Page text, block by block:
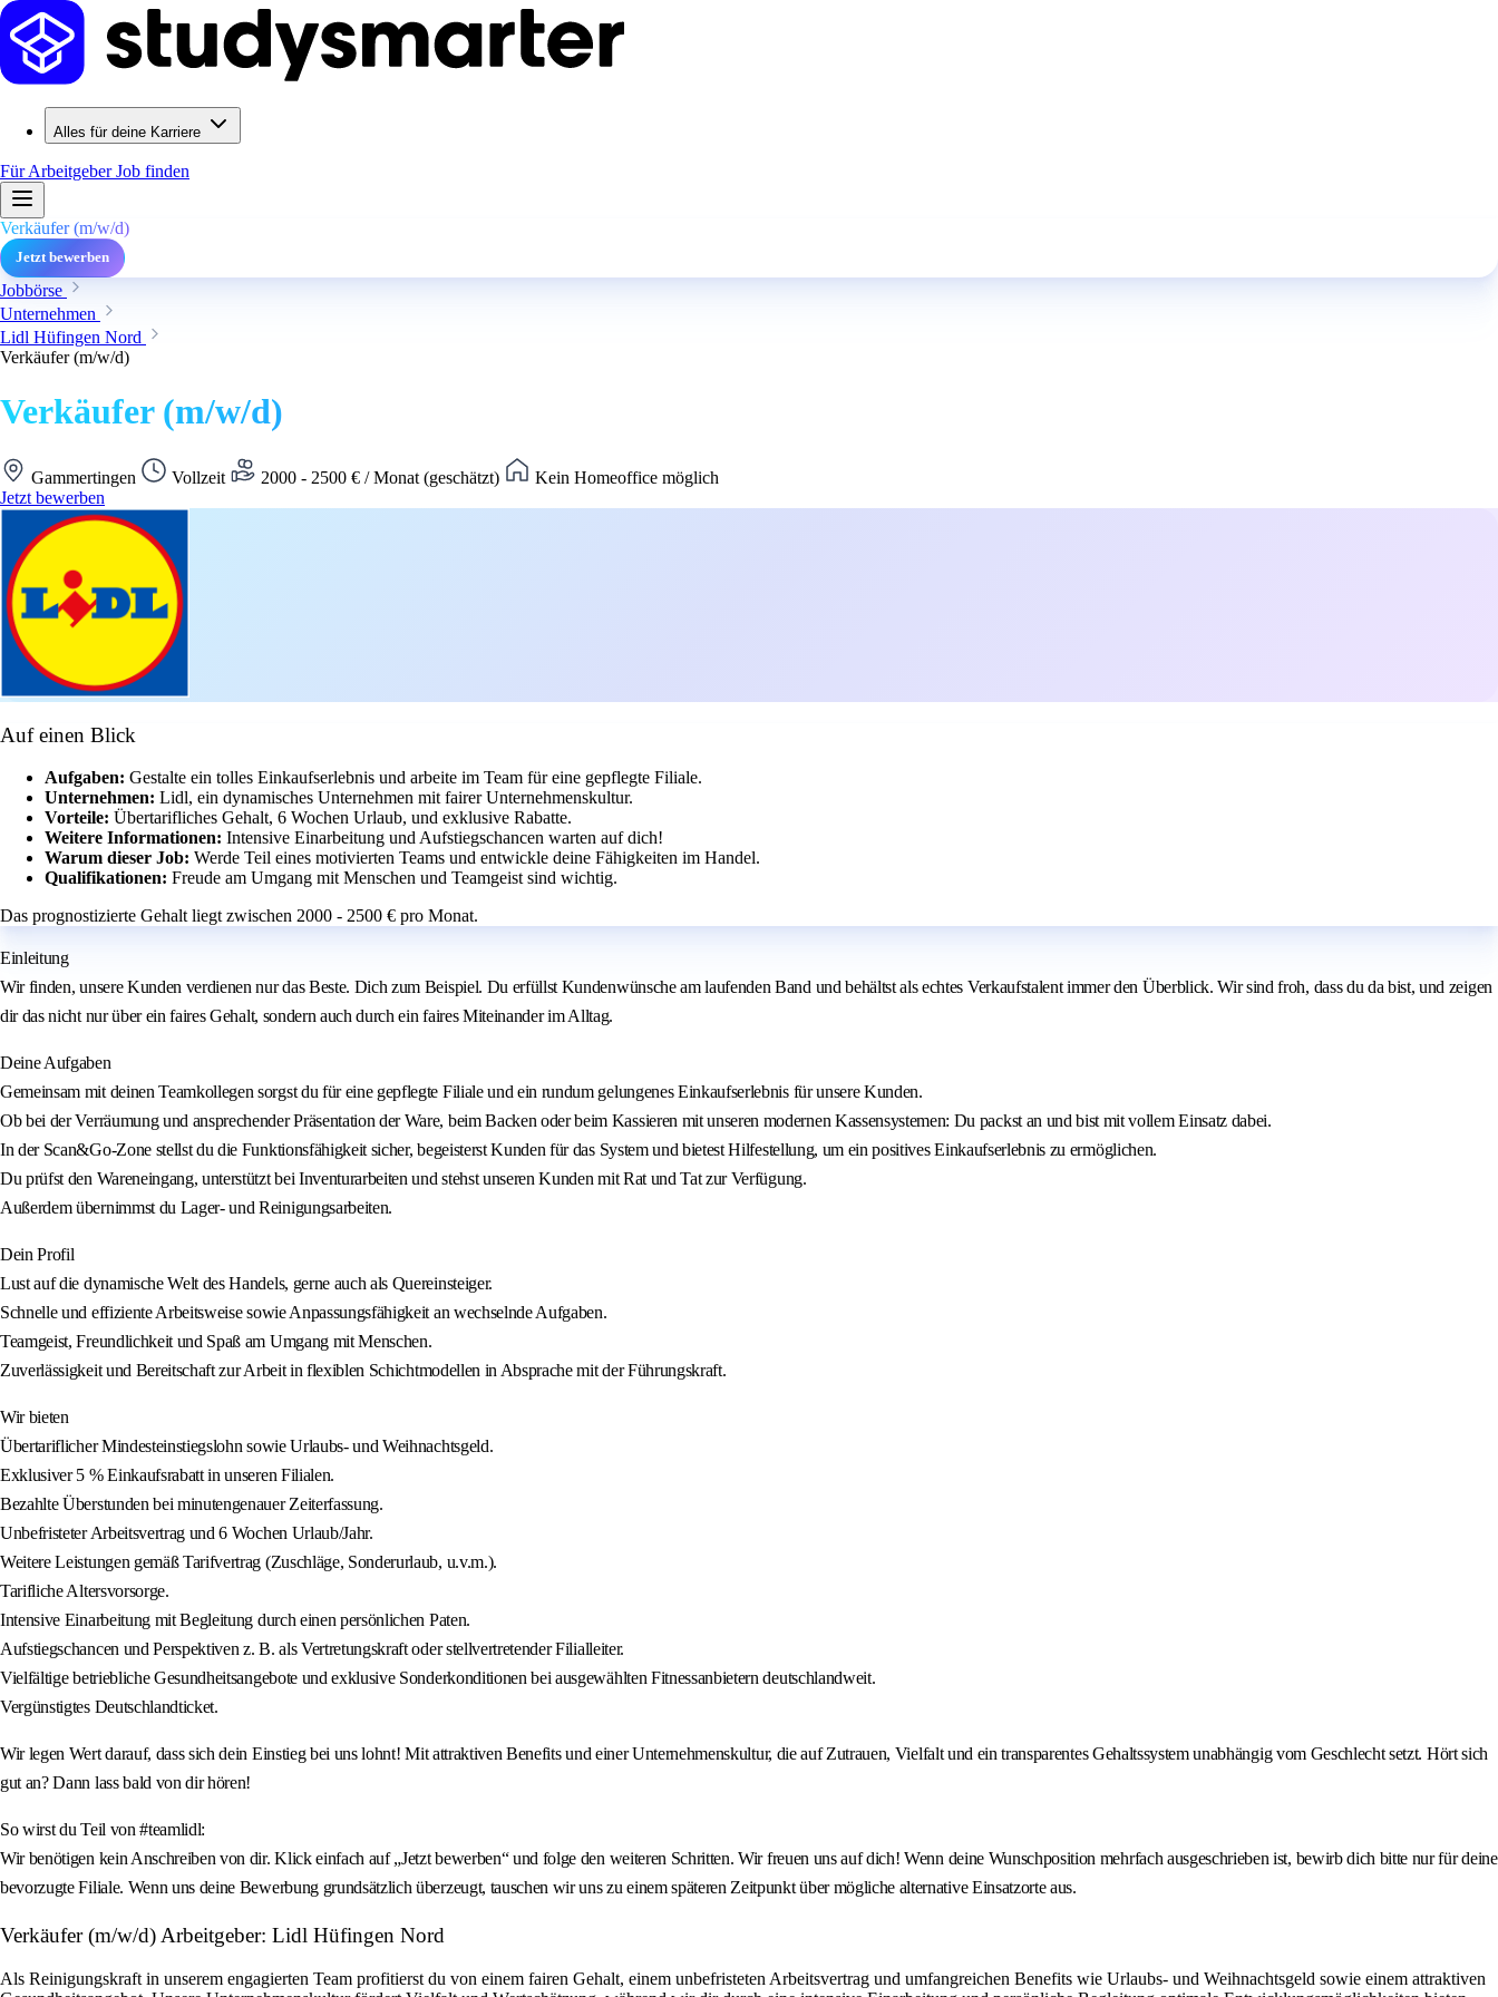
Alles für deine Karriere
Für ArbeitgeberJob finden
Verkäufer (m/w/d)
Jetzt bewerben
Jobbörse
Unternehmen
Lidl Hüfingen Nord
Verkäufer (m/w/d)
Verkäufer (m/w/d)
Gammertingen Vollzeit 2000 - 2500 € / Monat (geschätzt)
Kein Homeoffice möglich
Jetzt bewerben
Auf einen Blick
Aufgaben: Gestalte ein tolles Einkaufserlebnis und arbeite im Team für eine gepflegte Filiale.
Unternehmen: Lidl, ein dynamisches Unternehmen mit fairer Unternehmenskultur.
Vorteile: Übertarifliches Gehalt, 6 Wochen Urlaub, und exklusive Rabatte.
Weitere Informationen: Intensive Einarbeitung und Aufstiegschancen warten auf dich!
Warum dieser Job: Werde Teil eines motivierten Teams und entwickle deine Fähigkeiten im Handel.
Qualifikationen: Freude am Umgang mit Menschen und Teamgeist sind wichtig.
Das prognostizierte Gehalt liegt zwischen 2000 - 2500 € pro Monat.
Einleitung
Wir finden, unsere Kunden verdienen nur das Beste. Dich zum Beispiel. Du erfüllst Kundenwünsche am laufenden Band und behältst als echtes Verkaufstalent immer den Überblick. Wir sind froh, dass du da bist, und zeigen
dir das nicht nur über ein faires Gehalt, sondern auch durch ein faires Miteinander im Alltag.
Deine Aufgaben
Gemeinsam mit deinen Teamkollegen sorgst du für eine gepflegte Filiale und ein rundum gelungenes Einkaufserlebnis für unsere Kunden.
Ob bei der Verräumung und ansprechender Präsentation der Ware, beim Backen oder beim Kassieren mit unseren modernen Kassensystemen: Du packst an und bist mit vollem Einsatz dabei.
In der Scan&Go-Zone stellst du die Funktionsfähigkeit sicher, begeisterst Kunden für das System und bietest Hilfestellung, um ein positives Einkaufserlebnis zu ermöglichen.
Du prüfst den Wareneingang, unterstützt bei Inventurarbeiten und stehst unseren Kunden mit Rat und Tat zur Verfügung.
Außerdem übernimmst du Lager- und Reinigungsarbeiten.
Dein Profil
Lust auf die dynamische Welt des Handels, gerne auch als Quereinsteiger.
Schnelle und effiziente Arbeitsweise sowie Anpassungsfähigkeit an wechselnde Aufgaben.
Teamgeist, Freundlichkeit und Spaß am Umgang mit Menschen.
Zuverlässigkeit und Bereitschaft zur Arbeit in flexiblen Schichtmodellen in Absprache mit der Führungskraft.
Wir bieten
Übertariflicher Mindesteinstiegslohn sowie Urlaubs- und Weihnachtsgeld.
Exklusiver 5 % Einkaufsrabatt in unseren Filialen.
Bezahlte Überstunden bei minutengenauer Zeiterfassung.
Unbefristeter Arbeitsvertrag und 6 Wochen Urlaub/Jahr.
Weitere Leistungen gemäß Tarifvertrag (Zuschläge, Sonderurlaub, u.v.m.).
Tarifliche Altersvorsorge.
Intensive Einarbeitung mit Begleitung durch einen persönlichen Paten.
Aufstiegschancen und Perspektiven z. B. als Vertretungskraft oder stellvertretender Filialleiter.
Vielfältige betriebliche Gesundheitsangebote und exklusive Sonderkonditionen bei ausgewählten Fitnessanbietern deutschlandweit.
Vergünstigtes Deutschlandticket.
Wir legen Wert darauf, dass sich dein Einstieg bei uns lohnt! Mit attraktiven Benefits und einer Unternehmenskultur, die auf Zutrauen, Vielfalt und ein transparentes Gehaltssystem unabhängig vom Geschlecht setzt. Hört sich
gut an? Dann lass bald von dir hören!
So wirst du Teil von #teamlidl:
Wir benötigen kein Anschreiben von dir. Klick einfach auf „Jetzt bewerben“ und folge den weiteren Schritten. Wir freuen uns auf dich! Wenn deine Wunschposition mehrfach ausgeschrieben ist, bewirb dich bitte nur für deine
bevorzugte Filiale. Wenn uns deine Bewerbung grundsätzlich überzeugt, tauschen wir uns zu einem späteren Zeitpunkt über mögliche alternative Einsatzorte aus.
Verkäufer (m/w/d) Arbeitgeber: Lidl Hüfingen Nord
Als Reinigungskraft in unserem engagierten Team profitierst du von einem fairen Gehalt, einem unbefristeten Arbeitsvertrag und umfangreichen Benefits wie Urlaubs- und Weihnachtsgeld sowie einem attraktiven